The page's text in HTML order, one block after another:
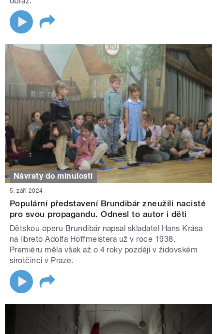
Návraty do minulosti
5. září 2024
Populární představení Brundibár zneužili nacisté
pro svou propagandu. Odnesl to autor i děti
Dětskou operu Brundibár napsal skladatel Hans Krása
na libreto Adolfa Hoffmeistera už v roce 1938.
Premiéru měla však až o 4 roky později v židovském
sirotčinci v Praze.